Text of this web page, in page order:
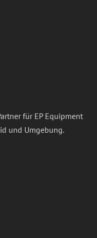
für EP Equipment
und Umgebung.